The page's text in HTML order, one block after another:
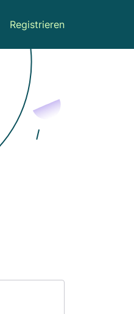
Registrieren